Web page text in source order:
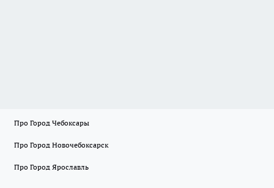
Про Город Чебоксары
Про Город Новочебоксарск
Про Город Ярославль